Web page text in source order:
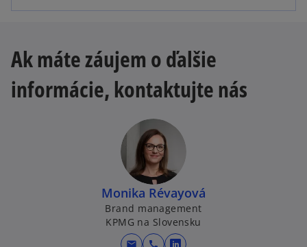
Ak máte záujem o ďalšie
informácie, kontaktujte nás
Monika Révayová
Brand management
KPMG na Slovensku
mail call